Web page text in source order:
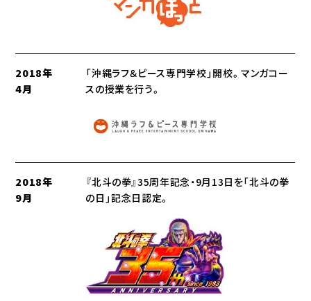
2018年
4月
「沖縄ラフ＆ピース専門学校」開校。マンガコー
スの授業を行う。
2018年
9月
『北斗の拳』35周年記念・9月13日を「北斗の拳
の日」記念日認定。